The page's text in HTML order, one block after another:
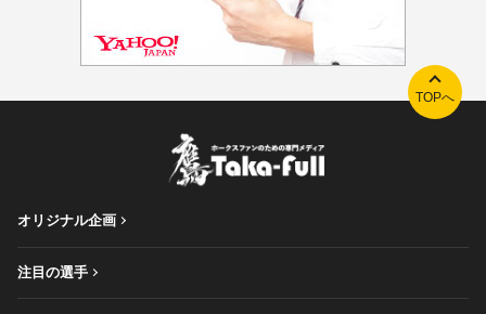
TOPへ
オリジナル企画
注目の選手